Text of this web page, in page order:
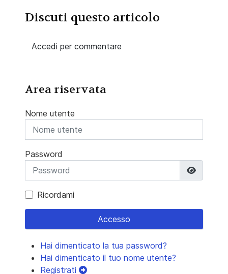
Discuti questo articolo
Accedi per commentare
Area riservata
Nome utente
Password
Ricordami
Accesso
Hai dimenticato la tua password?
Hai dimenticato il tuo nome utente?
Registrati